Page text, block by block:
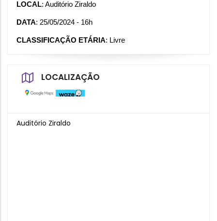
LOCAL: Auditório Ziraldo
DATA: 25/05/2024 - 16h
CLASSIFICAÇÃO ETÁRIA: Livre
LOCALIZAÇÃO
Auditório Ziraldo